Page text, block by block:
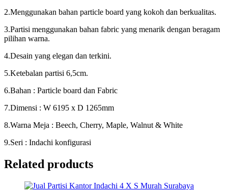
2.Menggunakan bahan particle board yang kokoh dan berkualitas.
3.Partisi menggunakan bahan fabric yang menarik dengan beragam
pilihan warna.
4.Desain yang elegan dan terkini.
5.Ketebalan partisi 6,5cm.
6.Bahan : Particle board dan Fabric
7.Dimensi : W 6195 x D 1265mm
8.Warna Meja : Beech, Cherry, Maple, Walnut & White
9.Seri : Indachi konfigurasi
Related products